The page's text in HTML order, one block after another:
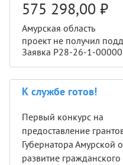
575 298,00 ₽
Амурская область
проект не получил
Заявка Р28-26-1-
К службе готов!
Первый конкурс на
предоставление
Губернатора Амурской
развитие